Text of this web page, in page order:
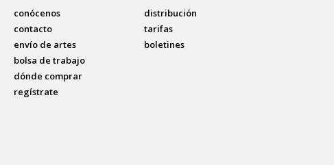
conócenos
contacto
envío de artes
bolsa de trabajo
dónde comprar
regístrate
distribución
tarifas
boletines